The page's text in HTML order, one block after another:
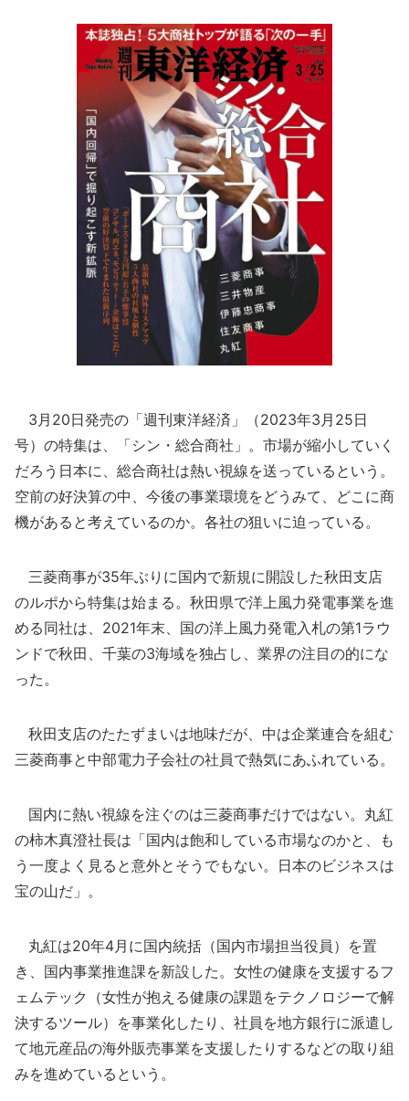
3月20日発売の「週刊東洋経済」（2023年3月25日
号）の特集は、「シン・総合商社」。市場が縮小していく
だろう日本に、総合商社は熱い視線を送っているという。
空前の好決算の中、今後の事業環境をどうみて、どこに商
機があると考えているのか。各社の狙いに迫っている。
三菱商事が35年ぶりに国内で新規に開設した秋田支店
のルポから特集は始まる。秋田県で洋上風力発電事業を進
める同社は、2021年末、国の洋上風力発電入札の第1ラウ
ンドで秋田、千葉の3海域を独占し、業界の注目の的にな
った。
秋田支店のたたずまいは地味だが、中は企業連合を組む
三菱商事と中部電力子会社の社員で熱気にあふれている。
国内に熱い視線を注ぐのは三菱商事だけではない。丸紅
の柿木真澄社長は「国内は飽和している市場なのかと、も
う一度よく見ると意外とそうでもない。日本のビジネスは
宝の山だ」。
丸紅は20年4月に国内統括（国内市場担当役員）を置
き、国内事業推進課を新設した。女性の健康を支援するフ
ェムテック（女性が抱える健康の課題をテクノロジーで解
決するツール）を事業化したり、社員を地方銀行に派遣し
て地元産品の海外販売事業を支援したりするなどの取り組
みを進めているという。